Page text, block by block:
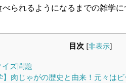
られるようになるまでの雑学に
目次 [非表示]
ズ問題
】肉じゃがの歴史と由来！元々は